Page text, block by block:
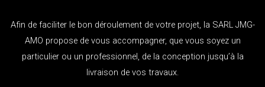
Afin de faciliter le bon déroulement de votre projet, la SARL JMG-
AMO propose de vous accompagner, que vous soyez un
particulier ou un professionnel, de la conception jusqu’à la
livraison de vos travaux.